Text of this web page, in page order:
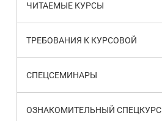
ЧИТАЕМЫЕ КУРСЫ
ТРЕБОВАНИЯ К КУРСОВОЙ
СПЕЦСЕМИНАРЫ
ОЗНАКОМИТЕЛЬНЫЙ СПЕЦКУРС